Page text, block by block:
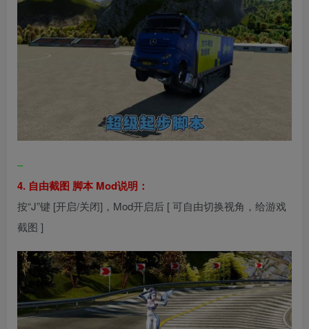
–
4. 自由截图 脚本 Mod说明：
按“J”键 [开启/关闭]，Mod开启后 [ 可自由切换视角，给游戏
截图 ]